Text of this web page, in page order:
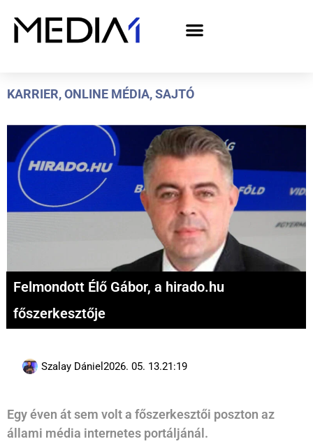
KARRIER,ONLINE MÉDIA,SAJTÓ
Felmondott Élő Gábor, a hirado.hu
főszerkesztője
Szalay Dániel 2026. 05. 13.21:19
Egy éven át sem volt a főszerkesztői poszton az
állami média internetes portáljánál.